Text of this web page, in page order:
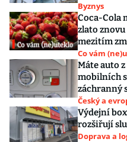
Byznys
Coca-Cola
zlato
mezitím
Co vám
Máte auto
mobilních
záchranný
Český a
Výdejní
rozšiřují
Doprava a